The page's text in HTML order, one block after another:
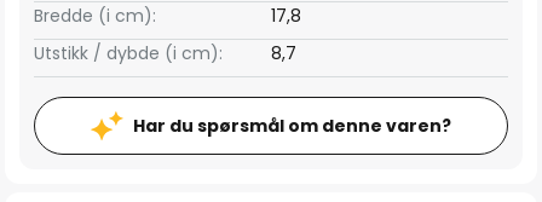
Bredde (i cm): 17,8
Utstikk / dybde (i cm): 8,7
Har du spørsmål om denne varen?